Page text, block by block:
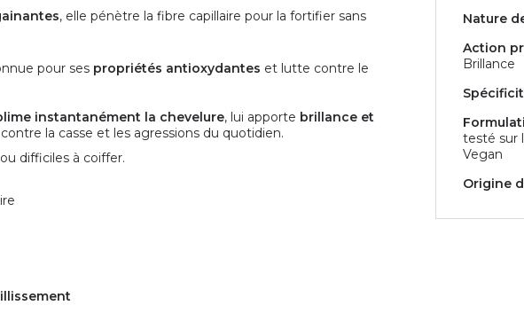
, elle pénètre la fibre capillaire pour la fortifier sans
pour ses propriétés antioxydantes et lutte contre le
instantanément la chevelure, lui apporte brillance et
la casse et les agressions du quotidien.
difficiles à coiffer.
Nature
Action
Brillance
testé sur
Vegan
Origine